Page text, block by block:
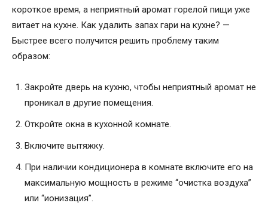
короткое время, а неприятный аромат горелой пищи уже
витает на кухне. Как удалить запах гари на кухне? —
Быстрее всего получится решить проблему таким
образом:
Закройте дверь на кухню, чтобы неприятный аромат не
проникал в другие помещения.
Откройте окна в кухонной комнате.
Включите вытяжку.
При наличии кондиционера в комнате включите его на
максимальную мощность в режиме “очистка воздуха”
или “ионизация”.